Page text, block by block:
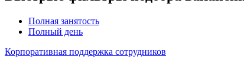
Полная занятость
Полный день
Корпоративная поддержка сотрудников